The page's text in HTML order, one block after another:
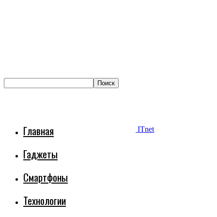
ITnet
Главная
Гаджеты
Смартфоны
Технологии